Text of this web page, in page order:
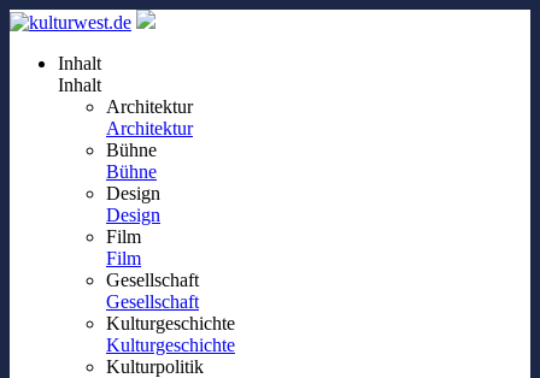
Inhalt
Inhalt
Architektur
Architektur
Bühne
Bühne
Design
Design
Film
Film
Gesellschaft
Gesellschaft
Kulturgeschichte
Kulturgeschichte
Kulturpolitik